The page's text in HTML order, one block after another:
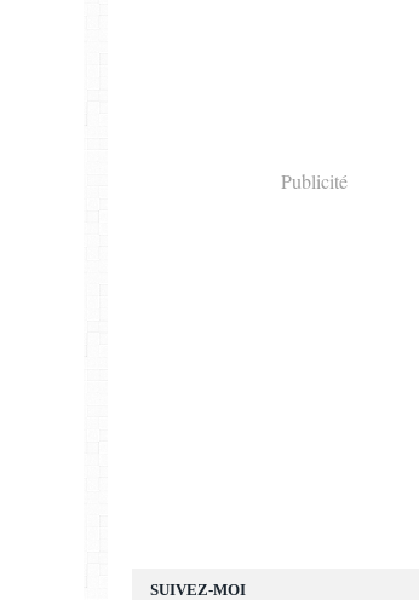
SUIVEZ-MOI
Publicité